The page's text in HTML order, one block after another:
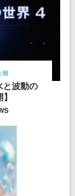
開
波動の